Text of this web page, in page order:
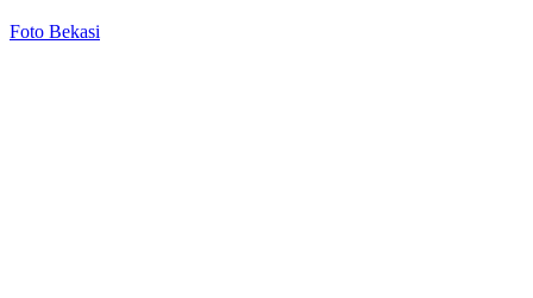
Foto Bekasi